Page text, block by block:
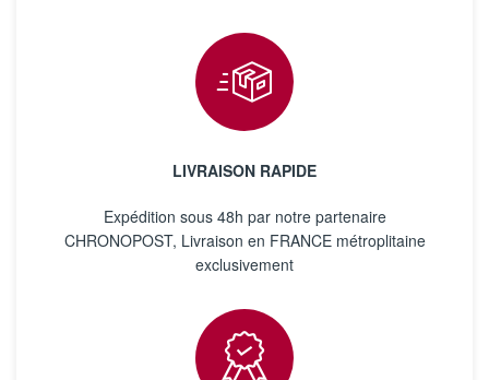
LIVRAISON RAPIDE
Expédition sous 48h par notre partenaire
CHRONOPOST, Livraison en FRANCE métroplitaine
exclusivement